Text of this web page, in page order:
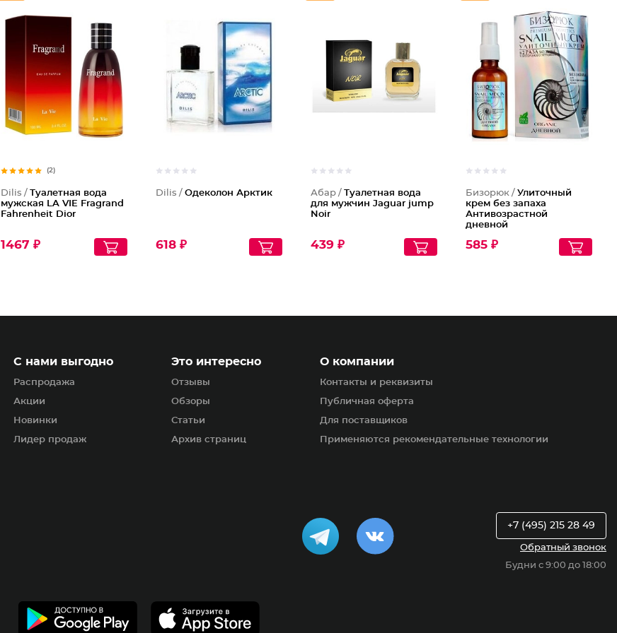
(2)
Dilis / Туалетная вода
мужская LA VIE Fragrand
Fahrenheit Dior
1467 ₽
Dilis / Одеколон Арктик
618 ₽
Абар / Туалетная вода
для мужчин Jaguar jump
Noir
439 ₽
Бизорюк / Улиточный
крем без запаха
Антивозрастной
дневной
585 ₽
С нами выгодно
Распродажа
Акции
Новинки
Лидер продаж
Это интересно
Отзывы
Обзоры
Статьи
Архив страниц
О компании
Контакты и реквизиты
Публичная оферта
Для поставщиков
Применяются рекомендательные технологии
+7 (495) 215 28 49
Обратный звонок
Будни с 9:00 до 18:00